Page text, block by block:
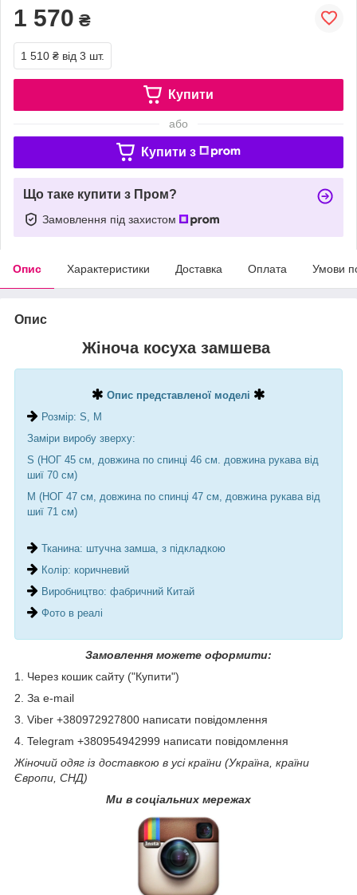
1 570 ₴
1 510 ₴ від 3 шт.
Купити
або
Купити з
Що таке купити з Пром?
Замовлення під захистом
Опис Характеристики Доставка Оплата Умови
Опис
Жіноча косуха замшева
Опис представленої моделі
Розмір: S, M
Заміри виробу зверху:
S (НОГ 45 см, довжина по спинці 46 см. довжина рукава від
шиї 70 см)
М (НОГ 47 см, довжина по спинці 47 см, довжина рукава від
шиї 71 см)
Тканина: штучна замша, з підкладкою
Колір: коричневий
Виробництво: фабричний Китай
Фото в реалі
Замовлення можете оформити:
1. Через кошик сайту ("Купити")
2. За e-mail
3. Viber +380972927800 написати повідомлення
4. Telegram +380954942999 написати повідомлення
Жіночий одяг із доставкою в усі країни (Україна, країни
Європи, СНД)
Ми в соціальних мережах